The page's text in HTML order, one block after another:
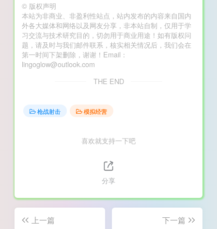
© 版权声明
本站为非商业、非盈利性站点，站内发布的内容来自国内
外各大媒体和网络以及网友分享，非本站自制，仅用于学
习交流与技术研究目的，切勿用于商业用途！如有版权问
题，请及时与我们邮件联系，核实相关情况后，我们会在
第一时间下架删除，谢谢！Email：
lingoglow@outlook.com
THE END
枪战射击 模拟经营
喜欢就支持一下吧
分享
上一篇
下一篇